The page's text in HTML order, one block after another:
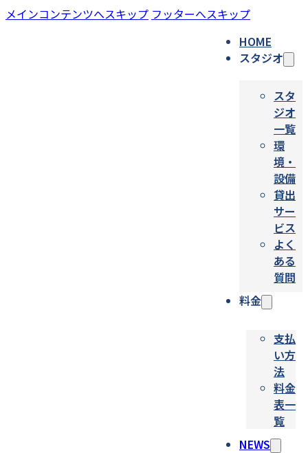
メインコンテンツへスキップ フッターへスキップ
HOME
スタジオ
スタ
ジオ
一覧
環
境・
設備
貸出
サー
ビス
よく
ある
質問
料金
支払
い方
法
料金
表一
覧
NEWS